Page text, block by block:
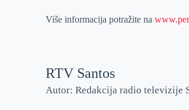
Više informacija potražite na
RTV Santos
Autor: Redakcija radio televizije